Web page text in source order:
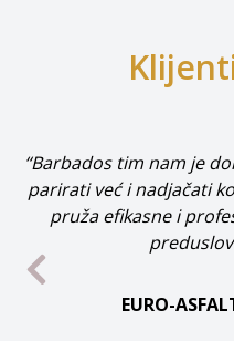
“Barbados tim nam je
parirati već i nadjačati
pruža efikasne i
EURO-